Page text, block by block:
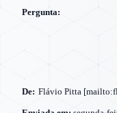
Pergunta:
De: Flávio Pitta